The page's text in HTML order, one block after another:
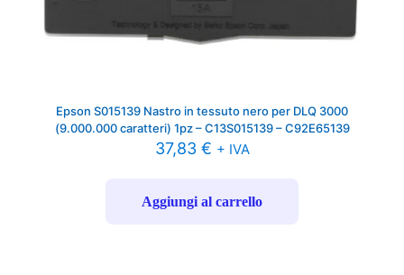
Epson S015139 Nastro in tessuto nero per DLQ 3000
(9.000.000 caratteri) 1pz – C13S015139 – C92E65139
37,83 € + IVA
Aggiungi al carrello